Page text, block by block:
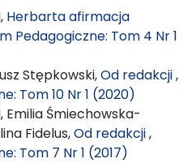
Herbarta afirmacja
Pedagogiczne: Tom 4 Nr 1
Stępkowski,Od redakcji,
Tom 10 Nr 1 (2020)
Emilia Śmiechowska-
Fidelus,Od redakcji,
Tom 7 Nr 1 (2017)